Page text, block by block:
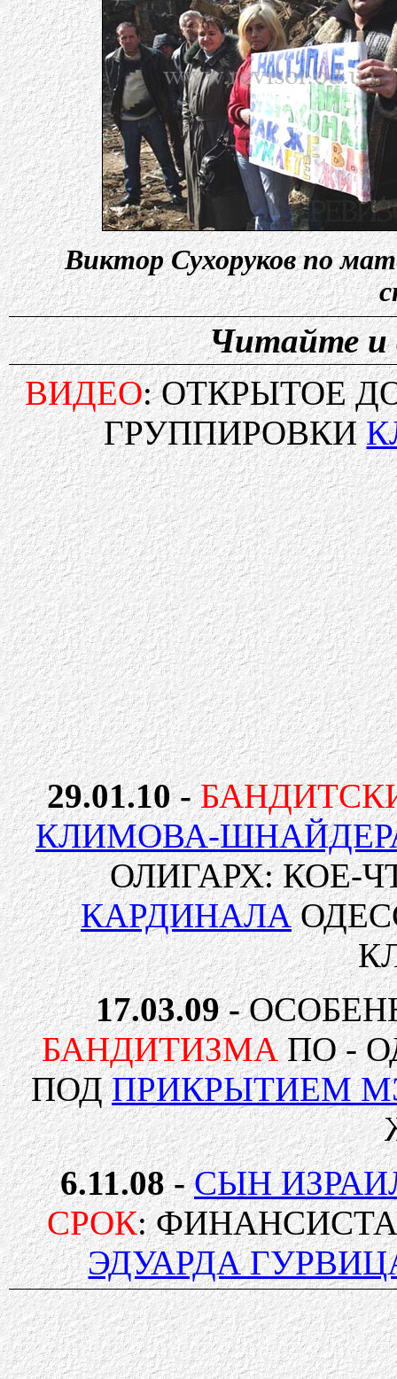
Виктор Сухоруков по
Читайте и
ВИДЕО: ОТКРЫТОЕ
ГРУППИРОВКИ
29.01.10 -
КЛИМОВА-
ОЛИГАРХ: КОЕ-
КАРДИНАЛА
17.03.09 -
БАНДИТИЗМАПО -
ПОДПРИКРЫТИЕМ
6.11.08 - СЫН
СРОК:
ЭДУАРДА